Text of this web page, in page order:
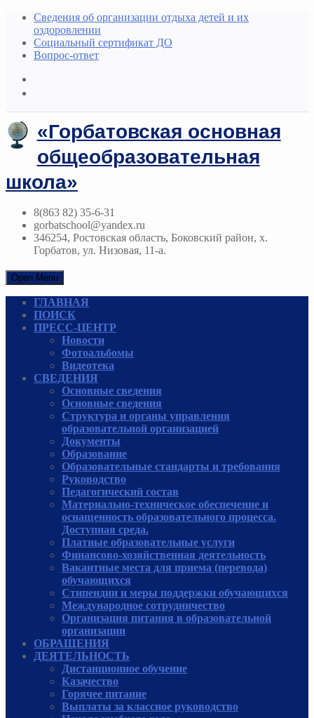
Сведения об организации отдыха детей и их
оздоровлении
Социальный сертификат ДО
Вопрос-ответ
«Горбатовская основная
общеобразовательная
школа»
8(863 82) 35-6-31
gorbatschool@yandex.ru
346254, Ростовская область, Боковский район, х.
Горбатов, ул. Низовая, 11-а.
Open Menu
ГЛАВНАЯ
ПОИСК
ПРЕСС-ЦЕНТР
Новости
Фотоальбомы
Видеотека
СВЕДЕНИЯ
Основные сведения
Основные сведения
Структура и органы управления
образовательной организацией
Документы
Образование
Образовательные стандарты и требования
Руководcтво
Педагогический состав
Материально-техническое обеспечение и
оснащенность образовательного процесса.
Доступная среда.
Платные образовательные услуги
Финансово-хозяйственная деятельность
Вакантные места для приема (перевода)
обучающихся
Стипендии и меры поддержки обучающихся
Международное сотрудничество
Организация питания в образовательной
организации
ОБРАЩЕНИЯ
ДЕЯТЕЛЬНОСТЬ
Дистанционное обучение
Казачество
Горячее питание
Выплаты за классное руководство